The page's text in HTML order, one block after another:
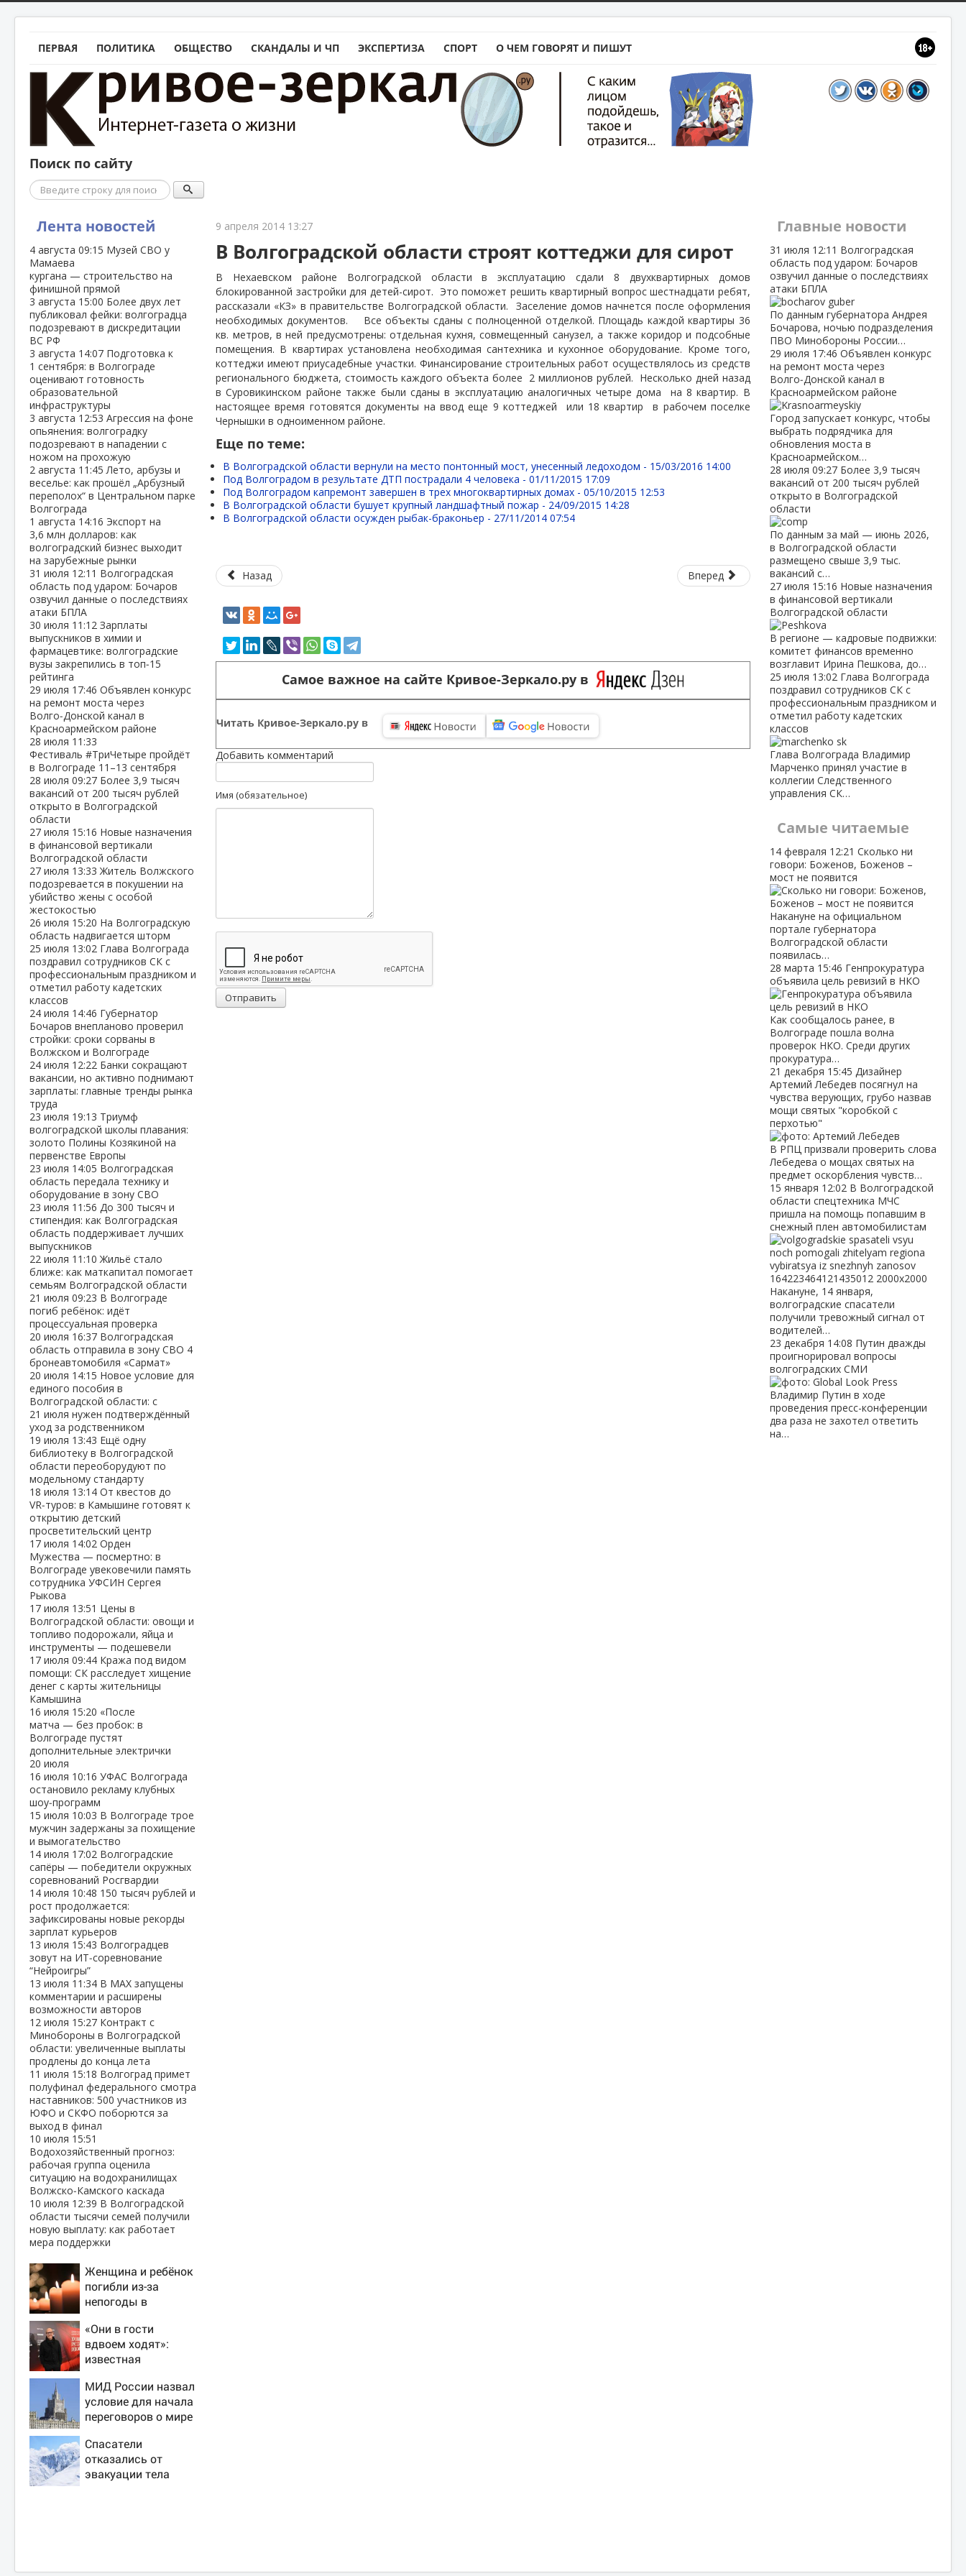
ПЕРВАЯ ПОЛИТИКА ОБЩЕСТВО СКАНДАЛЫ И ЧП ЭКСПЕРТИЗА СПОРТ О ЧЕМ ГОВОРЯТ И ПИШУТ
Поиск по сайту
Поиск
Лента новостей
4 августа 09:15 Музей СВО у
Мамаева
кургана — строительство на
финишной прямой
3 августа 15:00 Более двух лет
публиковал фейки: волгоградца
подозревают в дискредитации
ВС РФ
3 августа 14:07 Подготовка к
1 сентября: в Волгограде
оценивают готовность
образовательной
инфраструктуры
3 августа 12:53 Агрессия на фоне
опьянения: волгоградку
подозревают в нападении с
ножом на прохожую
2 августа 11:45Лето, арбузы и
веселье: как прошёл „Арбузный
переполох“ в Центральном парке
Волгограда
1 августа 14:16 Экспорт на
3,6 млн долларов: как
волгоградский бизнес выходит
на зарубежные рынки
31 июля 12:11 Волгоградская
область под ударом: Бочаров
озвучил данные о последствиях
атаки БПЛА
30 июля 11:12 Зарплаты
выпускников в химии и
фармацевтике: волгоградские
вузы закрепились в топ‑15
рейтинга
29 июля 17:46 Объявлен конкурс
на ремонт моста через
Волго‑Донской канал в
Красноармейском районе
28 июля 11:33
Фестиваль #ТриЧетыре пройдёт
в Волгограде 11–13 сентября
28 июля 09:27 Более 3,9 тысяч
вакансий от 200 тысяч рублей
открыто в Волгоградской
области
27 июля 15:16 Новые назначения
в финансовой вертикали
Волгоградской области
27 июля 13:33Житель Волжского
подозревается в покушении на
убийство жены с особой
жестокостью
26 июля 15:20 На Волгоградскую
область надвигается шторм
25 июля 13:02 Глава Волгограда
поздравил сотрудников СК с
профессиональным праздником и
отметил работу кадетских
классов
24 июля 14:46 Губернатор
Бочаров внепланово проверил
стройки: сроки сорваны в
Волжском и Волгограде
24 июля 12:22 Банки сокращают
вакансии, но активно поднимают
зарплаты: главные тренды рынка
труда
23 июля 19:13 Триумф
волгоградской школы плавания:
золото Полины Козякиной на
первенстве Европы
23 июля 14:05 Волгоградская
область передала технику и
оборудование в зону СВО
23 июля 11:56 До 300 тысяч и
стипендия: как Волгоградская
область поддерживает лучших
выпускников
22 июля 11:10Жильё стало
ближе: как маткапитал помогает
семьям Волгоградской области
21 июля 09:23 В Волгограде
погиб ребёнок: идёт
процессуальная проверка
20 июля 16:37 Волгоградская
область отправила в зону СВО 4
бронеавтомобиля «Сармат»
20 июля 14:15 Новое условие для
единого пособия в
Волгоградской области: с
21 июля нужен подтверждённый
уход за родственником
19 июля 13:43 Ещё одну
библиотеку в Волгоградской
области переоборудуют по
модельному стандарту
18 июля 13:14 От квестов до
VR‑туров: в Камышине готовят к
открытию детский
просветительский центр
17 июля 14:02 Орден
Мужества — посмертно: в
Волгограде увековечили память
сотрудника УФСИН Сергея
Рыкова
17 июля 13:51 Цены в
Волгоградской области: овощи и
топливо подорожали, яйца и
инструменты — подешевели
17 июля 09:44 Кража под видом
помощи: СК расследует хищение
денег с карты жительницы
Камышина
16 июля 15:20 «После
матча — без пробок: в
Волгограде пустят
дополнительные электрички
20 июля
16 июля 10:16 УФАС Волгограда
остановило рекламу клубных
шоу‑программ
15 июля 10:03 В Волгограде трое
мужчин задержаны за похищение
и вымогательство
14 июля 17:02 Волгоградские
сапёры — победители окружных
соревнований Росгвардии
14 июля 10:48 150 тысяч рублей и
рост продолжается:
зафиксированы новые рекорды
зарплат курьеров
13 июля 15:43 Волгоградцев
зовут на ИТ‑соревнование
“Нейроигры”
13 июля 11:34 В МАХ запущены
комментарии и расширены
возможности авторов
12 июля 15:27 Контракт с
Минобороны в Волгоградской
области: увеличенные выплаты
продлены до конца лета
11 июля 15:18 Волгоград примет
полуфинал федерального смотра
наставников: 500 участников из
ЮФО и СКФО поборются за
выход в финал
10 июля 15:51
Водохозяйственный прогноз:
рабочая группа оценила
ситуацию на водохранилищах
Волжско‑Камского каскада
10 июля 12:39 В Волгоградской
области тысячи семей получили
новую выплату: как работает
мера поддержки
Женщина и ребёнок
погибли из-за
непогоды в
«Они в гости
вдвоем ходят»:
известная
подтвердила роман
Бондарчука и
Исаковой
МИД России назвал
условие для начала
переговоров о мире
Спасатели
отказались от
эвакуации тела
9 апреля 2014 13:27
В Волгоградской области строят коттеджи для сирот
В Нехаевском районе Волгоградской области в эксплуатацию сдали 8 двухквартирных домов
блокированной застройки для детей-сирот. Это поможет решить квартирный вопрос шестнадцати ребят,
рассказали «КЗ» в правительстве Волгоградской области.
Заселение домов начнется после оформления
необходимых документов.
Все объекты сданы с полноценной отделкой. Площадь каждой квартиры 36
кв. метров, в ней предусмотрены: отдельная кухня, совмещенный санузел, а также коридор и подсобные
помещения. В квартирах установлена необходимая сантехника и кухонное оборудование. Кроме того,
коттеджи имеют приусадебные участки. Финансирование строительных работ осуществлялось из средств
регионального бюджета, стоимость каждого объекта более 2 миллионов рублей. Несколько дней назад
в Суровикинском районе также были сданы в эксплуатацию аналогичных четыре дома
на 8 квартир. В
настоящее время готовятся документы на ввод еще 9 коттеджей
или 18 квартир
в рабочем поселке
Чернышки в одноименном районе.
Еще по теме:
В Волгоградской области вернули на место понтонный мост, унесенный ледоходом - 15/03/2016 14:00
Под Волгоградом в результате ДТП пострадали 4 человека -01/11/2015 17:09
Под Волгоградом капремонт завершен в трех многоквартирных домах -05/10/2015 12:53
В Волгоградской области бушует крупный ландшафтный пожар - 24/09/2015 14:28
В Волгоградской области осужден рыбак-браконьер - 27/11/2014 07:54
Назад Вперед
Самое важное на сайте Кривое-Зеркало.ру в
Читать Кривое-Зеркало.ру в
Добавить комментарий
Имя (обязательное)
Отправить
Главные новости
31 июля 12:11 Волгоградская
область под ударом: Бочаров
озвучил данные о последствиях
атаки БПЛА
По данным губернатора Андрея
Бочарова, ночью подразделения
ПВО Минобороны России…
29 июля 17:46 Объявлен конкурс
на ремонт моста через
Волго‑Донской канал в
Красноармейском районе
Город запускает конкурс, чтобы
выбрать подрядчика для
обновления моста в
Красноармейском…
28 июля 09:27 Более 3,9 тысяч
вакансий от 200 тысяч рублей
открыто в Волгоградской
области
По данным за май — июнь 2026,
в Волгоградской области
размещено свыше 3,9 тыс.
вакансий с…
27 июля 15:16 Новые назначения
в финансовой вертикали
Волгоградской области
В регионе — кадровые подвижки:
комитет финансов временно
возглавит Ирина Пешкова, до…
25 июля 13:02 Глава Волгограда
поздравил сотрудников СК с
профессиональным праздником и
отметил работу кадетских
классов
Глава Волгограда Владимир
Марченко принял участие в
коллегии Следственного
управления СК…
Самые читаемые
14 февраля 12:21 Сколько ни
говори: Боженов, Боженов –
мост не появится
Накануне на официальном
портале губернатора
Волгоградской области
появилась…
28 марта 15:46 Генпрокуратура
объявила цель ревизий в НКО
Как сообщалось ранее, в
Волгограде пошла волна
проверок НКО. Среди других
прокуратура…
21 декабря 15:45 Дизайнер
Артемий Лебедев посягнул на
чувства верующих, грубо назвав
мощи святых "коробкой с
перхотью"
В РПЦ призвали проверить слова
Лебедева о мощах святых на
предмет оскорбления чувств…
15 января 12:02 В Волгоградской
области спецтехника МЧС
пришла на помощь попавшим в
снежный плен автомобилистам
Накануне, 14 января,
волгоградские спасатели
получили тревожный сигнал от
водителей…
23 декабря 14:08 Путин дважды
проигнорировал вопросы
волгоградских СМИ
Владимир Путин в ходе
проведения пресс-конференции
два раза не захотел ответить
на…